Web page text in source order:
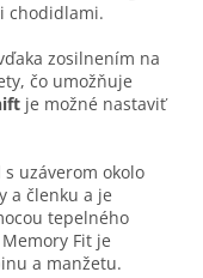
chodidlami.
zosilnením na
čo umožňuje
je možné nastaviť
s uzáverom okolo
a členku a je
tepelného
Fit je
a manžetu.